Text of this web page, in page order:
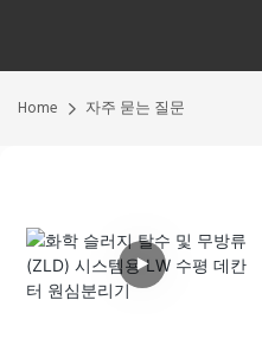
Home 자주 묻는 질문